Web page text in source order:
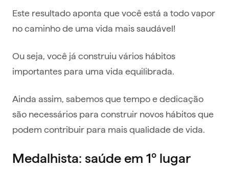
Este resultado aponta que você está a todo vapor
no caminho de uma vida mais saudável!
Ou seja, você já construiu vários hábitos
importantes para uma vida equilibrada.
Ainda assim, sabemos que tempo e dedicação
são necessários para construir novos hábitos que
podem contribuir para mais qualidade de vida.
Medalhista: saúde em 1º lugar